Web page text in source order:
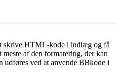
skrive HTML-kode i indlæg og få
af den formatering, der kan
udføres ved at anvende BBkode i